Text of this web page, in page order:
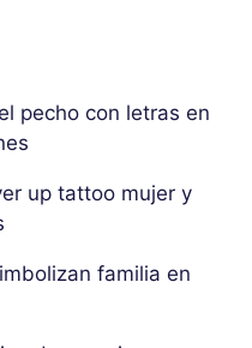
pecho con letras en
up tattoo mujer y
familia en